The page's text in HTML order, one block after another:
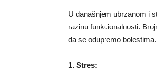
U današnjem ubrzanom i
razinu funkcionalnosti.
da se odupremo
1. Stres: